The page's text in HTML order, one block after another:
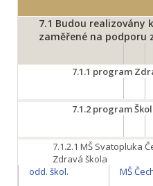
7.1 Budou realizovány
zaměřené na podporu
7.1.1 program
7.1.2 program
7.1.2.1 MŠ Svatopluka
Zdravá škola
odd. škol.
MŠ